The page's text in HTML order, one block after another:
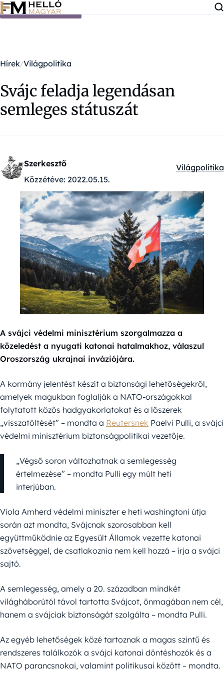
Ugrás a tartalomra
Hírek Világpolitika
Svájc feladja legendásan
semleges státuszát
Szerkesztő
Közzétéve: 2022.05.15.
Kategóriák:
Világpolitika
A svájci védelmi minisztérium szorgalmazza a
közeledést a nyugati katonai hatalmakhoz, válaszul
Oroszország ukrajnai inváziójára.
A kormány jelentést készít a biztonsági lehetőségekről,
amelyek magukban foglalják a NATO-országokkal
folytatott közös hadgyakorlatokat és a lőszerek
„visszatöltését” – mondta a Reutersnek Paelvi Pulli, a svájci
védelmi minisztérium biztonságpolitikai vezetője.
„Végső soron változhatnak a semlegesség
értelmezése” – mondta Pulli egy múlt heti
interjúban.
Viola Amherd védelmi miniszter e heti washingtoni útja
során azt mondta, Svájcnak szorosabban kell
együttműködnie az Egyesült Államok vezette katonai
szövetséggel, de csatlakoznia nem kell hozzá – írja a svájci
sajtó.
A semlegesség, amely a 20. században mindkét
világháborútól távol tartotta Svájcot, önmagában nem cél,
hanem a svájciak biztonságát szolgálta – mondta Pulli.
Az egyéb lehetőségek közé tartoznak a magas szintű és
rendszeres találkozók a svájci katonai döntéshozók és a
NATO parancsnokai, valamint politikusai között – mondta.